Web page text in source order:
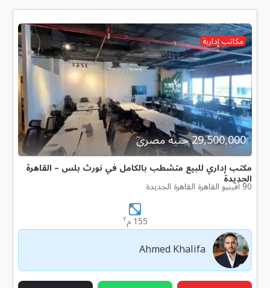
مكاتب إدارية
29,500,000 جنية مصرى
مكتب إداري للبيع متشطب بالكامل في نورث بلس – القاهرة
الجديدة
90 أفينيو القاهرة القاهرة الجديدة
155 م ٢
Ahmed Khalifa